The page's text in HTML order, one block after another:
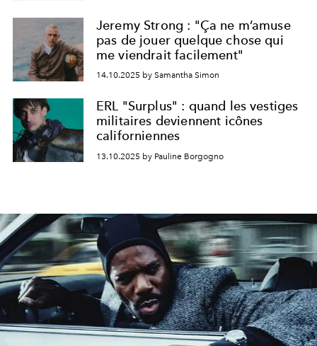
Jeremy Strong : "Ça ne m’amuse
pas de jouer quelque chose qui
me viendrait facilement"
14.10.2025 by Samantha Simon
ERL "Surplus" : quand les vestiges
militaires deviennent icônes
californiennes
13.10.2025 by Pauline Borgogno